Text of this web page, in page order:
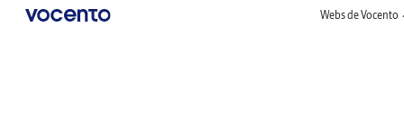
Webs de Vocento